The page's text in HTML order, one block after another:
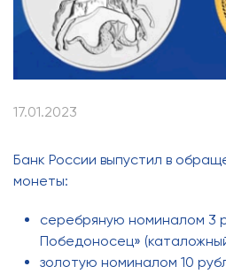
17.01.2023
Банк России выпустил в
монеты:
серебряную номиналом 3
Победоносец»
золотую номиналом 10